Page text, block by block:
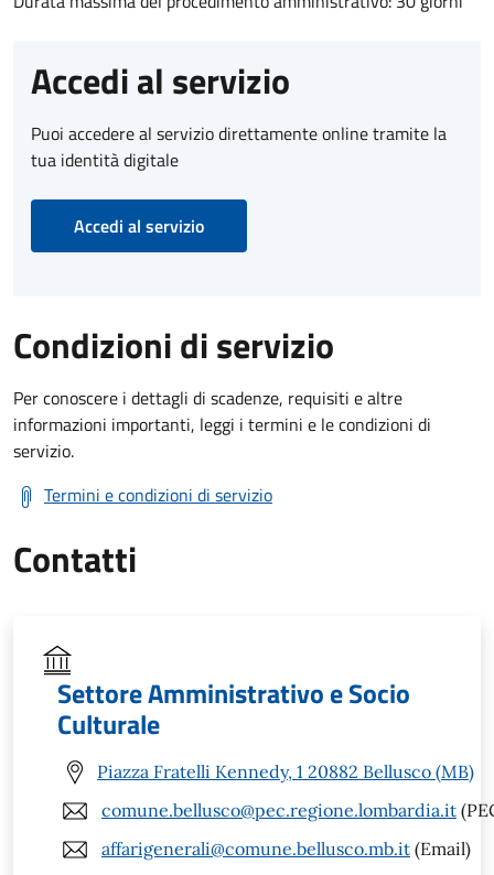
Accedi al servizio
Puoi accedere al servizio direttamente online tramite la
tua identità digitale
Accedi al servizio
Condizioni di servizio
Per conoscere i dettagli di scadenze, requisiti e altre
informazioni importanti, leggi i termini e le condizioni di
servizio.
Termini e condizioni di servizio
Contatti
Settore Amministrativo e Socio
Culturale
Piazza Fratelli Kennedy, 1 20882 Bellusco (MB)
comune.bellusco@pec.regione.lombardia.it
affarigenerali@comune.bellusco.mb.it (Email)